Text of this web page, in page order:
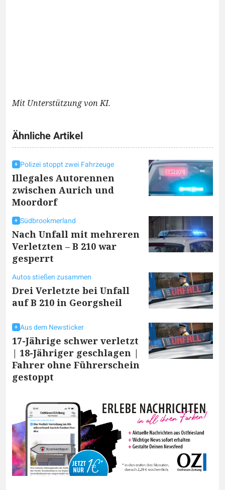
Mit Unterstützung von KI.
Ähnliche Artikel
Polizei stoppt zwei Fahrzeuge
Illegales Autorennen
zwischen Aurich und
Moordorf
Südbrookmerland
Nach Unfall mit mehreren
Verletzten – B 210 war
gesperrt
Autos stießen zusammen
Drei Verletzte bei Unfall
auf B 210 in Georgsheil
Aus dem Newsticker
17-Jährige schwer verletzt
| 18-Jähriger geschlagen |
Fahrer ohne Führerschein
gestoppt